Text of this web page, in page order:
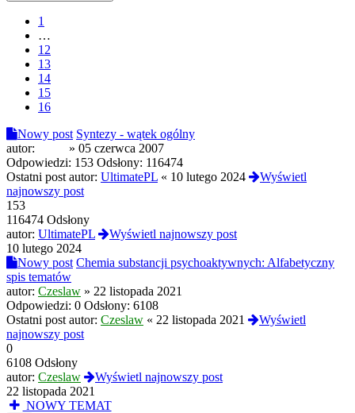
1
…
12
13
14
15
16
Nowy post Syntezy - wątek ogólny
autor:
» 05 czerwca 2007
Odpowiedzi: 153 Odsłony: 116474
Ostatni post autor: UltimatePL « 10 lutego 2024
Wyświetl
najnowszy post
153
116474 Odsłony
autor: UltimatePL
Wyświetl najnowszy post
10 lutego 2024
Nowy post Chemia substancji psychoaktywnych: Alfabetyczny
spis tematów
autor: Czeslaw » 22 listopada 2021
Odpowiedzi: 0 Odsłony: 6108
Ostatni post autor: Czeslaw « 22 listopada 2021
Wyświetl
najnowszy post
0
6108 Odsłony
autor: Czeslaw
Wyświetl najnowszy post
22 listopada 2021
NOWY TEMAT